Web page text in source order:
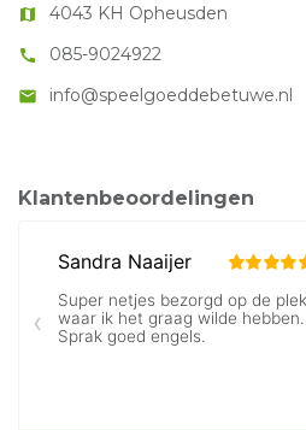
map 4043 KH Opheusden
call 085-9024922
mail info@speelgoeddebetuwe.nl
Klantenbeoordelingen